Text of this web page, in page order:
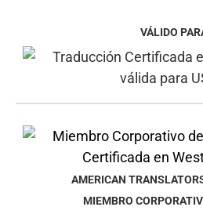
VÁLIDO
AMERICAN
MIEMBRO